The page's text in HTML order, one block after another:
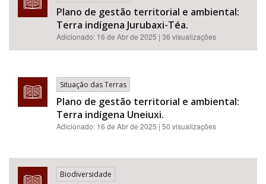
Subtema
Área de Levantamento
BUSCAR
Plano de gestão territorial e ambiental:
Terra indígena Jurubaxi-Téa.
Adicionado: 16 de Abr de 2025 | 36 visualizações
Situação das Terras
Plano de gestão territorial e ambiental:
Terra indígena Uneiuxi.
Adicionado: 16 de Abr de 2025 | 50 visualizações
Biodiversidade